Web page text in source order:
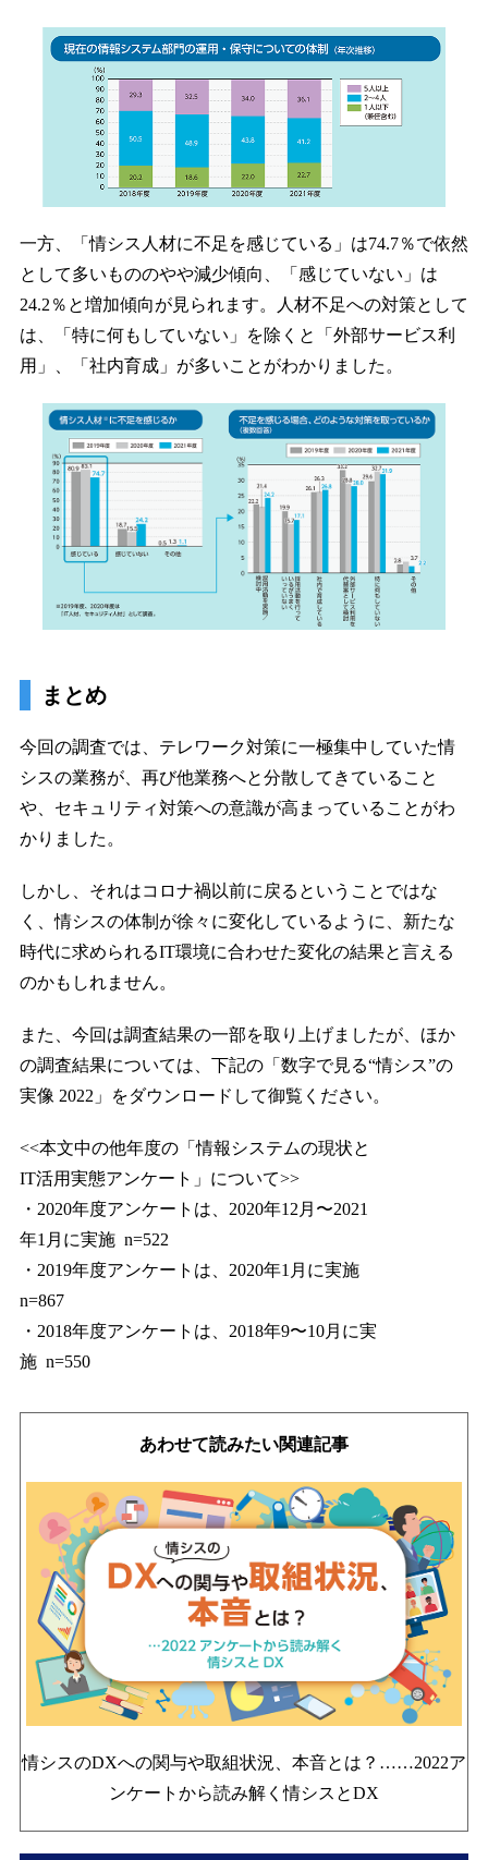
一方、「情シス人材に不足を感じている」は74.7％で依然
として多いもののやや減少傾向、「感じていない」は
24.2％と増加傾向が見られます。人材不足への対策として
は、「特に何もしていない」を除くと「外部サービス利
用」、「社内育成」が多いことがわかりました。
まとめ
今回の調査では、テレワーク対策に一極集中していた情
シスの業務が、再び他業務へと分散してきていること
や、セキュリティ対策への意識が高まっていることがわ
かりました。
しかし、それはコロナ禍以前に戻るということではな
く、情シスの体制が徐々に変化しているように、新たな
時代に求められるIT環境に合わせた変化の結果と言える
のかもしれません。
また、今回は調査結果の一部を取り上げましたが、ほか
の調査結果については、下記の「数字で見る“情シス”の
実像 2022」をダウンロードして御覧ください。
<<本文中の他年度の「情報システムの現状と
IT活用実態アンケート」について>>
・2020年度アンケートは、2020年12月〜2021
年1月に実施 n=522
・2019年度アンケートは、2020年1月に実施
n=867
・2018年度アンケートは、2018年9〜10月に実
施 n=550
あわせて読みたい関連記事
情シスのDXへの関与や取組状況、本音とは？……2022ア
ンケートから読み解く情シスとDX